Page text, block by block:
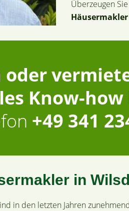
Überzeugen
Häusermakler
Know-how
+49 341
in
in den letzten Jahren zunehmend